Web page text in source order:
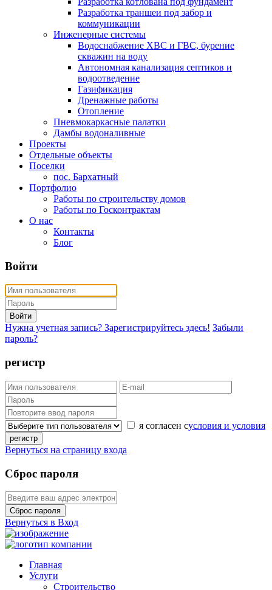
Разработка траншеи под забор и
коммуникации
Инженерные системы
Водоснабжение ХВС и ГВС, бурение
скважин на воду
Автономная канализация септиков и
водоотведение
Газификация
Дренажные работы
Отопление
Пневмокаркасные палатки
Дамбы водоналивные
Проекты
Отдельные объекты
Поселки
пос. Бархатный
Портфолио
Работы по строительству домов
Работы по Госконтрактам
О нас
Контакты
Блог
Войти
Войти
Нужна учетная запись? Зарегистрируйтесь здесь! Забыли
пароль?
регистр
я согласен сусловия и условия
регистр
Вернуться на страницу входа
Сброс пароля
Сброс пароля
Вернуться в Вход
Главная
Услуги
Строительство